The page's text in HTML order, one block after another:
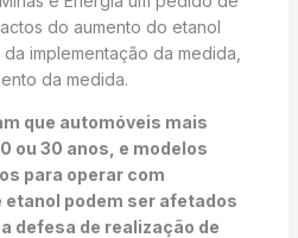
do aumento do etanol
implementação da medida,
da medida.
que automóveis mais
ou 30 anos, e modelos
para operar com
podem ser afetados
defesa de realização de